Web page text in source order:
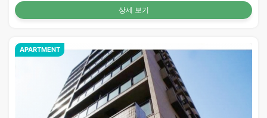
상세 보기
APARTMENT